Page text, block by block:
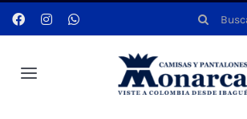
Saltar
al
Buscar:
Toggle